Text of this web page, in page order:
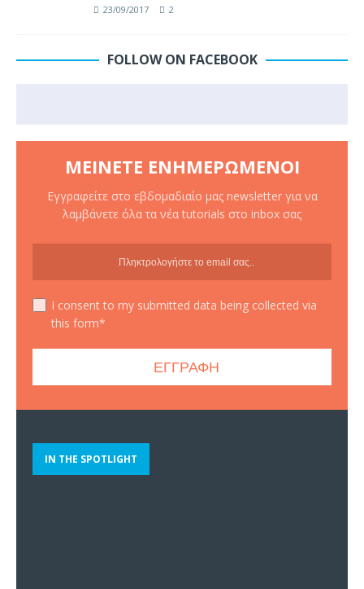
23/09/2017 2
FOLLOW ON FACEBOOK
ΜΕΊΝΕΤΕ ΕΝΗΜΕΡΩΜΈΝΟΙ
Εγγραφείτε στο εβδομαδιαίο μας newsletter για να
λαμβάνετε όλα τα νέα tutorials στο inbox σας
I consent to my submitted data being collected via
this form*
IN THE SPOTLIGHT